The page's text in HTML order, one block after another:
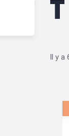
Il y a